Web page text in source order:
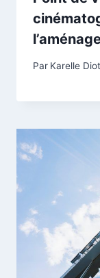
Par Karelle Diot